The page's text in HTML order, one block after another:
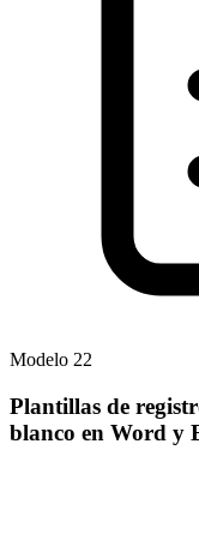
Modelo 22
Plantillas de
blanco en Word y